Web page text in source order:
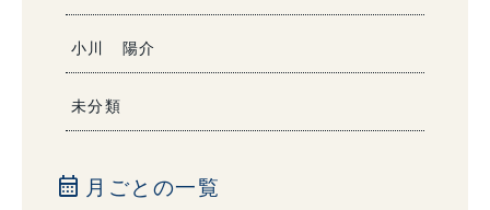
小川 陽介
未分類
calendar_month 月ごとの一覧